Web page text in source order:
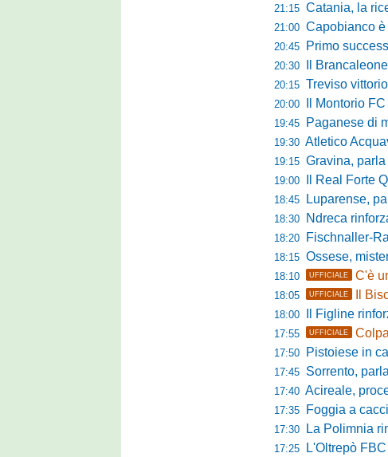
21:15 Catania, la ricetta
21:00 Capobianco è
20:45 Primo successo
20:30 Il
20:15 Treviso vittorioso a
20:00 Il Montorio
19:45 Paganese di
19:30 Atletico
19:15 Gravina, parla il ds
19:00 Il Real Forte
18:45 Luparense, pari in
18:30 Ndreca
18:20 Fischnaller-
18:15 Ossese, mister
18:10 UFFICIALE C'è
18:05 UFFICIALE Il
18:00 Il Figline
17:55 UFFICIALE
17:50 Pistoiese in campo
17:45 Sorrento, parla
17:40 Acireale,
17:35 Foggia a caccia
17:30 La Polimnia
17:25 L'Oltrepò